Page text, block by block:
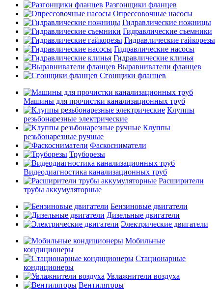
Разгонщики фланцев
Опрессовочные насосы
Гидравлические ножницы
Гидравлические съемники
Гидравлические гайкорезы
Гидравлические насосы
Гидравлические клинья
Выравниватели фланцев
Сгонщики фланцев
Машины для прочистки канализационных труб
Клуппы
резьбонарезные электрические
Клуппы
резьбонарезные ручные
Фаскосниматели
Труборезы
Видеодиагностика канализационных труб
Расширители
трубы аккумуляторные
Бензиновые двигатели
Дизельные двигатели
Электрические двигатели
Мобильные
кондиционеры
Стационарные
кондиционеры
Увлажнители воздуха
Вентиляторы